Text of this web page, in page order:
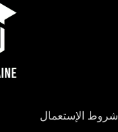
شروط الإستعمال